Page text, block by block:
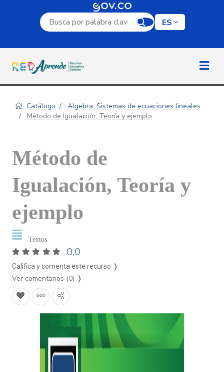
Campo de búsqueda por palabra clave
ES
Catálogo
Algebra: Sistemas de ecuaciones lineales
Método de Igualación, Teoría y ejemplo
Método de
Igualación, Teoría y
ejemplo
Textos
0,0
Califica y comenta este recurso ❭
Ver comentarios (0) ❭